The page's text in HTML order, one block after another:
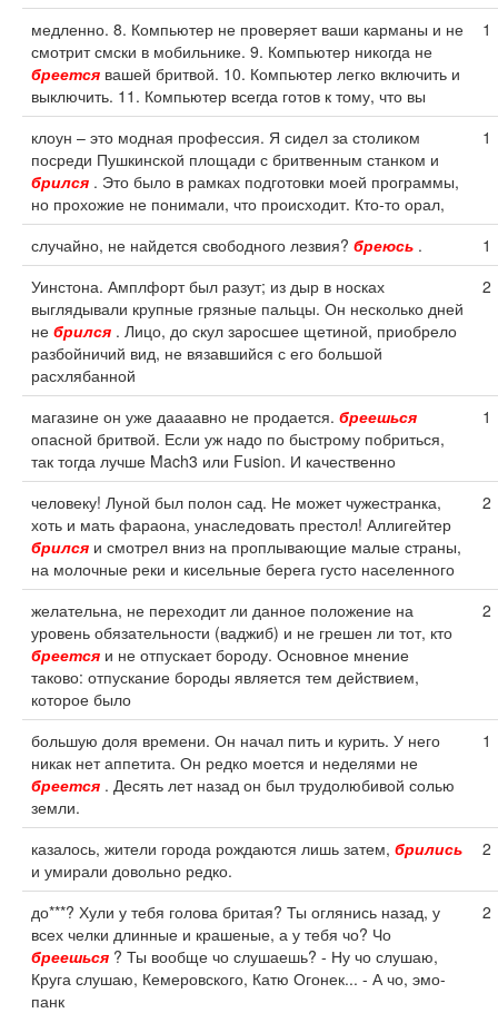
медленно. 8. Компьютер не проверяет ваши карманы и не
смотрит смски в мобильнике. 9. Компьютер никогда не
бреется вашей бритвой. 10. Компьютер легко включить и
выключить. 11. Компьютер всегда готов к тому, что вы
1
клоун – это модная профессия. Я сидел за столиком
посреди Пушкинской площади с бритвенным станком и
брился . Это было в рамках подготовки моей программы,
но прохожие не понимали, что происходит. Кто-то орал,
1
случайно, не найдется свободного лезвия? бреюсь .
1
Уинстона. Амплфорт был разут; из дыр в носках
выглядывали крупные грязные пальцы. Он несколько дней
не брился . Лицо, до скул заросшее щетиной, приобрело
разбойничий вид, не вязавшийся с его большой
расхлябанной
2
магазине он уже даааавно не продается. бреешься
опасной бритвой. Если уж надо по быстрому побриться,
так тогда лучше Mach3 или Fusion. И качественно
1
человеку! Луной был полон сад. Не может чужестранка,
хоть и мать фараона, унаследовать престол! Аллигейтер
брился и смотрел вниз на проплывающие малые страны,
на молочные реки и кисельные берега густо населенного
2
желательна, не переходит ли данное положение на
уровень обязательности (ваджиб) и не грешен ли тот, кто
бреется и не отпускает бороду. Основное мнение
таково: отпускание бороды является тем действием,
которое было
2
большую доля времени. Он начал пить и курить. У него
никак нет аппетита. Он редко моется и неделями не
бреется . Десять лет назад он был трудолюбивой солью
земли.
1
казалось, жители города рождаются лишь затем, брились
и умирали довольно редко.
2
до***? Хули у тебя голова бритая? Ты оглянись назад, у
всех челки длинные и крашеные, а у тебя чо? Чо
бреешься ? Ты вообще чо слушаешь? - Ну чо слушаю,
Круга слушаю, Кемеровского, Катю Огонек... - А чо, эмо-
панк
2